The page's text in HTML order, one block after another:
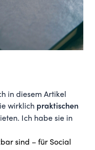
in diesem Artikel
wirklich praktischen
Ich habe sie in
sind – für Social